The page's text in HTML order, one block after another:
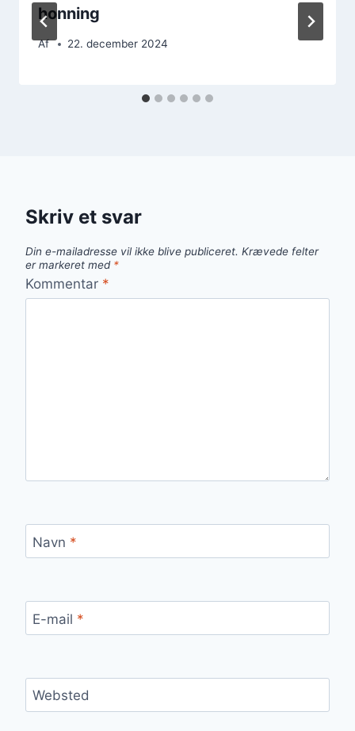
honning
Af 22. december 2024
Skriv et svar
Din e-mailadresse vil ikke blive publiceret. Krævede felter
er markeret med *
Kommentar *
Navn *
E-mail *
Websted